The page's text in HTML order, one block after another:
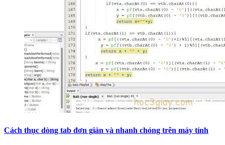
Cách thục dòng tab đơn giản và nhanh chóng trên máy tính